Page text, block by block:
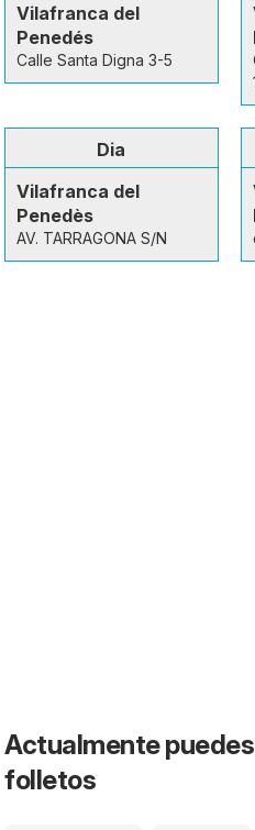
Vilafranca del
Penedés
Calle Santa Digna 3-5
Dia
Vilafranca del
Penedès
AV. TARRAGONA S/N
Actualmente
folletos